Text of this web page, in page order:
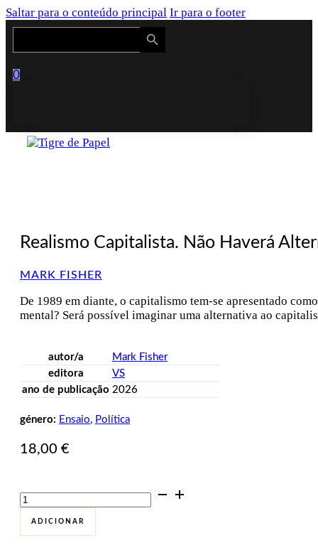
Saltar para o conteúdo principal Ir para o footer
Search
Search Button
0
Realismo Capitalista. Não Haverá
MARK FISHER
De 1989 em diante, o capitalismo tem-se apresentado
mental? Será possível imaginar uma alternativa ao
autor/a
Mark Fisher
editora
VS
ano de publicação 2026
género: Ensaio, Política
18,00 €
Quantidade
de
Realismo
Capitalista.
ADICIONAR